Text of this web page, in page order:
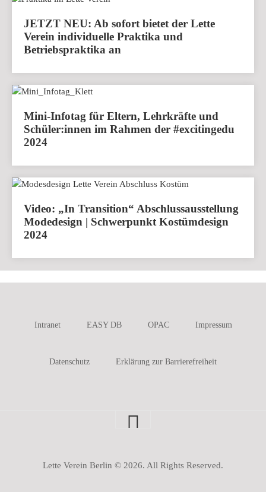
JETZT NEU: Ab sofort bietet der Lette
Verein individuelle Praktika und
Betriebspraktika an
Mini-Infotag für Eltern, Lehrkräfte und
Schüler:innen im Rahmen der #excitingedu
2024
Video: „In Transition“ Abschlussausstellung
Modedesign | Schwerpunkt Kostümdesign
2024
Intranet EASY DB OPAC Impressum
Datenschutz Erklärung zur Barrierefreiheit
Lette Verein Berlin © 2026. All Rights Reserved.